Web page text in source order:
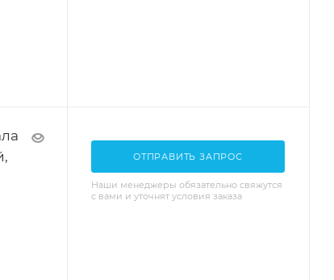
ОТПРАВИТЬ ЗАПРОС
Наши менеджеры обязательно свяжутся
с вами и уточнят условия заказа